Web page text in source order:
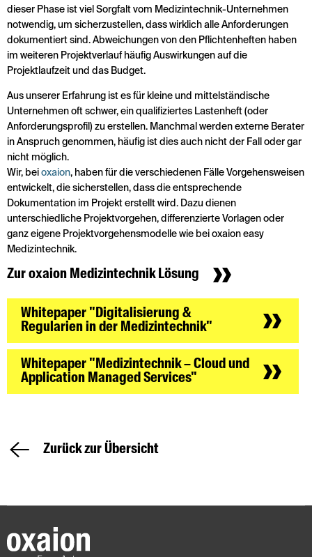
dieser Phase ist viel Sorgfalt vom Medizintechnik-Unternehmen
notwendig, um sicherzustellen, dass wirklich alle Anforderungen
dokumentiert sind. Abweichungen von den Pflichtenheften haben
im weiteren Projektverlauf häufig Auswirkungen auf die
Projektlaufzeit und das Budget.
Aus unserer Erfahrung ist es für kleine und mittelständische
Unternehmen oft schwer, ein qualifiziertes Lastenheft (oder
Anforderungsprofil) zu erstellen. Manchmal werden externe Berater
in Anspruch genommen, häufig ist dies auch nicht der Fall oder gar
nicht möglich.
Wir, bei oxaion, haben für die verschiedenen Fälle Vorgehensweisen
entwickelt, die sicherstellen, dass die entsprechende
Dokumentation im Projekt erstellt wird. Dazu dienen
unterschiedliche Projektvorgehen, differenzierte Vorlagen oder
ganz eigene Projektvorgehensmodelle wie bei oxaion easy
Medizintechnik.
Zur oxaion Medizintechnik Lösung
Whitepaper "Digitalisierung &
Regularien in der Medizintechnik"
Whitepaper "Medizintechnik – Cloud und
Application Managed Services"
Zurück zur Übersicht